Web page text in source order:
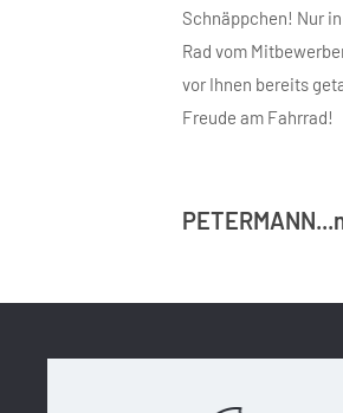
Schnäppchen! Nur
Rad vom
vor Ihnen bereits
Freude am Fahrrad!